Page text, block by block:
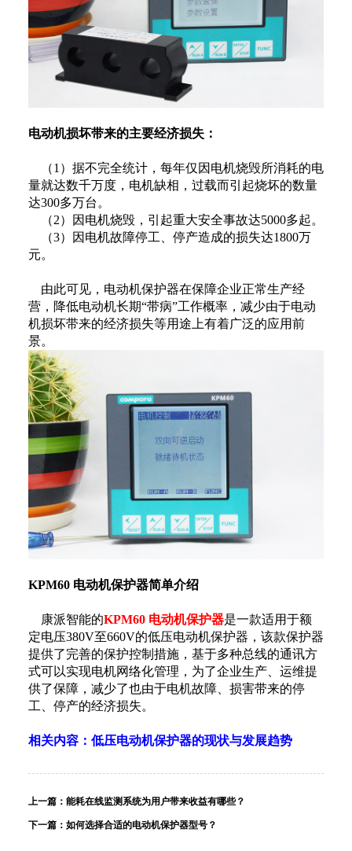
电动机损坏带来的主要经济损失：
（1）据不完全统计，每年仅因电机烧毁所消耗的电
量就达数千万度，电机缺相，过载而引起烧坏的数量
达300多万台。
（2）因电机烧毁，引起重大安全事故达5000多起。
（3）因电机故障停工、停产造成的损失达1800万
元。
由此可见，电动机保护器在保障企业正常生产经
营，降低电动机长期“带病”工作概率，减少由于电动
机损坏带来的经济损失等用途上有着广泛的应用前
景。
KPM60 电动机保护器简单介绍
康派智能的KPM60 电动机保护器是一款适用于额
定电压380V至660V的低压电动机保护器，该款保护器
提供了完善的保护控制措施，基于多种总线的通讯方
式可以实现电机网络化管理，为了企业生产、运维提
供了保障，减少了也由于电机故障、损害带来的停
工、停产的经济损失。
相关内容：低压电动机保护器的现状与发展趋势
上一篇： 能耗在线监测系统为用户带来收益有哪些？
下一篇： 如何选择合适的电动机保护器型号？